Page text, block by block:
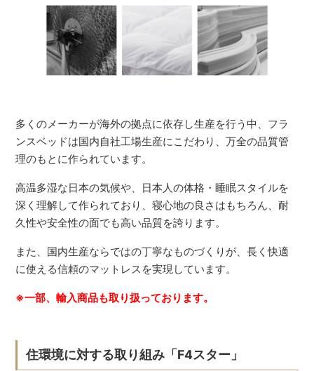
多くのメーカーが海外の拠点に依存し生産を行う中、フラ
ンスベッドは国内自社工場生産にこだわり、万全の品質管
理のもとに作られています。
高温多湿な日本の気候や、日本人の体格・睡眠スタイルを
深く理解して作られており、寝心地の良さはもちろん、耐
久性や安全性の面でも高い品質を誇ります。
また、国内生産ならではの丁寧なものづくりが、長く快適
に使える信頼のマットレスを実現しています。
※一部、輸入商品も取り扱っております。
住環境に対する取り組み「F4スター」